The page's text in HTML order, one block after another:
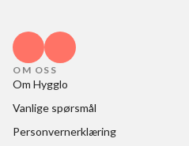
OM OSS
Om Hygglo
Vanlige spørsmål
Personvernerklæring